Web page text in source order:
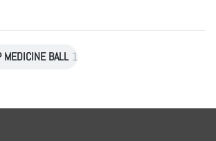
MEDICINE BALL 1